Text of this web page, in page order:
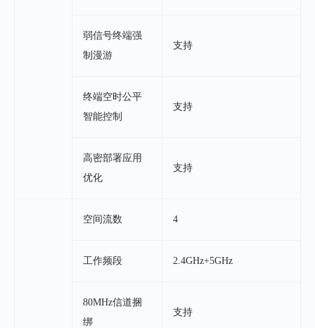
弱信号终端强
制漫游
支持
终端空时公平
智能控制
支持
高密部署应用
优化
支持
空间流数 4
工作频段 2.4GHz+5GHz
80MHz信道捆
绑
支持